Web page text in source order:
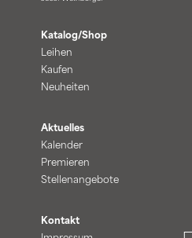
Katalog/Shop
Leihen
Kaufen
Neuheiten
Aktuelles
Kalender
Premieren
Stellenangebote
Kontakt